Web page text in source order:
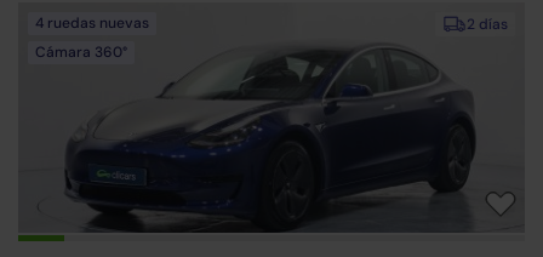
2 días
4 ruedas nuevas
Cámara 360°